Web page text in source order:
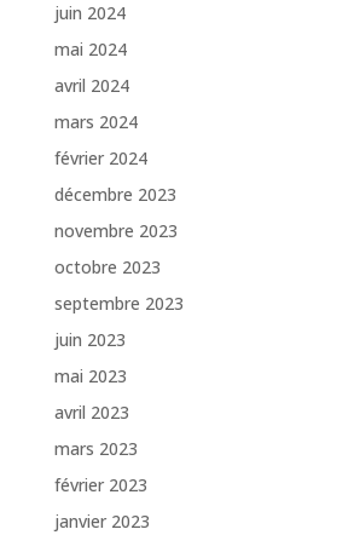
juin 2024
mai 2024
avril 2024
mars 2024
février 2024
décembre 2023
novembre 2023
octobre 2023
septembre 2023
juin 2023
mai 2023
avril 2023
mars 2023
février 2023
janvier 2023